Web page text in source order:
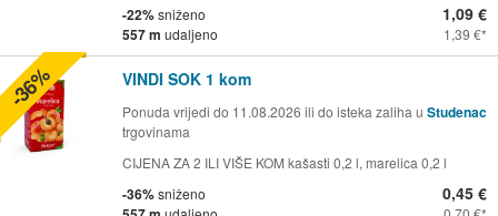
-22%sniženo
557 m udaljeno
1,09 €
1,39 €
VINDI SOK 1 kom
Ponuda vrijedi do 11.08.2026 ili do isteka zaliha u Studenac
trgovinama
CIJENA ZA 2 ILI VIŠE KOM kašasti 0,2 l, marelica 0,2 l
-36%sniženo 0,45 €
-36%